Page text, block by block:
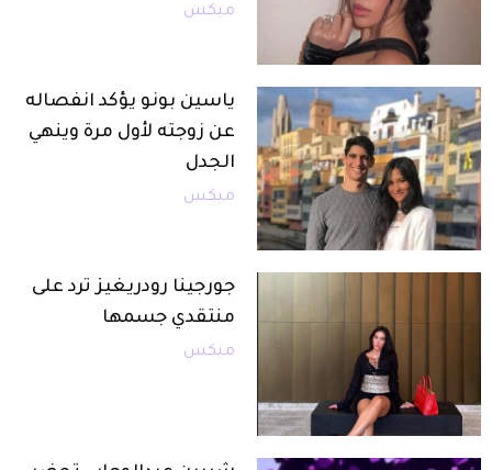
ميكس
ياسين بونو يؤكد انفصاله
عن زوجته لأول مرة وينهي
الجدل
ميكس
جورجينا رودريغيز ترد على
منتقدي جسمها
ميكس